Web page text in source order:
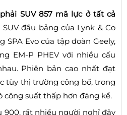
SUV 857 mã lực ở tất cả
đầu bảng của Lynk & Co
Evo của tập đoàn Geely,
EM-P PHEV với nhiều cấu
Phiên bản cao nhất đạt
tùy thị trường công bố, trong
công suất thấp hơn đáng kể.
900, rất nhiều người nghĩ đây